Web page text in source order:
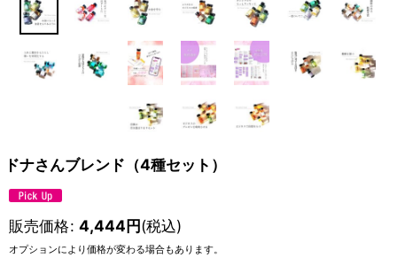
ドナさんブレンド（4種セット）
販売価格: 4,444円(税込)
オプションにより価格が変わる場合もあります。